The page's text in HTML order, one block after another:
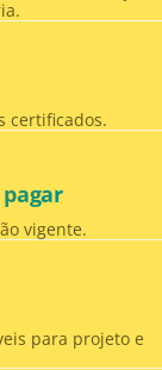
certificados.
vigente.
para projeto e